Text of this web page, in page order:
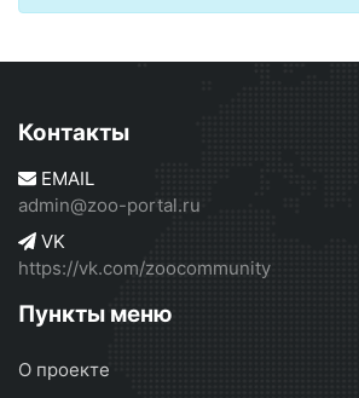
Контакты
EMAIL
admin@zoo-portal.ru
VK
https://vk.com/zoocommunity
Пункты меню
О проекте